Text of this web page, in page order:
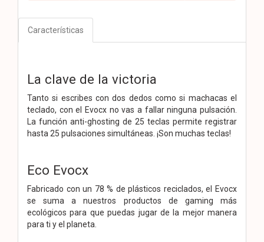
Características
La clave de la victoria
Tanto si escribes con dos dedos como si machacas el
teclado, con el Evocx no vas a fallar ninguna pulsación.
La función anti-ghosting de 25 teclas permite registrar
hasta 25 pulsaciones simultáneas. ¡Son muchas teclas!
Eco Evocx
Fabricado con un 78 % de plásticos reciclados, el Evocx
se suma a nuestros productos de gaming más
ecológicos para que puedas jugar de la mejor manera
para ti y el planeta.